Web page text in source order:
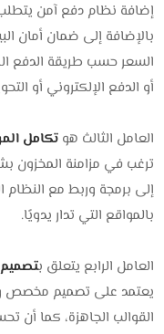
إضافة نظام دفع آمن يتطلب
بالإضافة إلى ضمان أمان
السعر حسب طريقة الدفع
أو الدفع الإلكتروني أو
العامل الثالث هوتكامل
ترغب في مزامنة المخزون
إلى برمجة وربط مع النظام
بالمواقع التي تدار يدويًا.
العامل الرابع يتعلق ب
يعتمد على تصميم مخصص
القوالب الجاهزة، كما أن